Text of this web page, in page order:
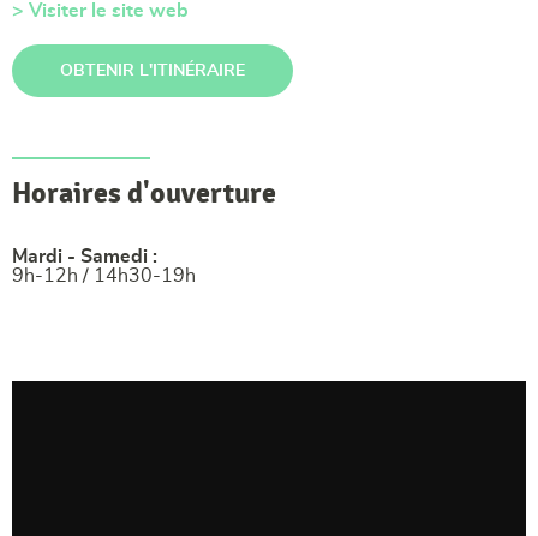
> Visiter le site web
OBTENIR L'ITINÉRAIRE
Horaires d'ouverture
Mardi - Samedi :
9h-12h / 14h30-19h